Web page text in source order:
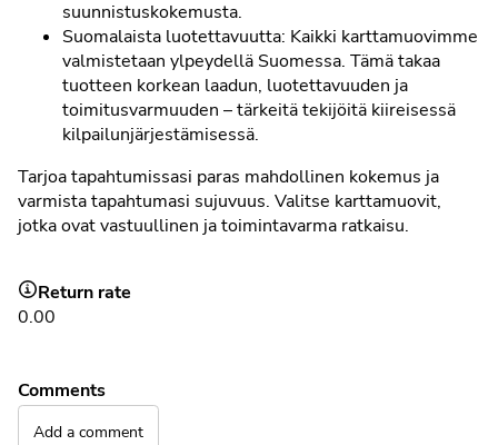
suunnistuskokemusta.
Suomalaista luotettavuutta: Kaikki karttamuovimme
valmistetaan ylpeydellä Suomessa. Tämä takaa
tuotteen korkean laadun, luotettavuuden ja
toimitusvarmuuden – tärkeitä tekijöitä kiireisessä
kilpailunjärjestämisessä.
Tarjoa tapahtumissasi paras mahdollinen kokemus ja
varmista tapahtumasi sujuvuus. Valitse karttamuovit,
jotka ovat vastuullinen ja toimintavarma ratkaisu.
Return rate
0.00
Comments
Add a comment